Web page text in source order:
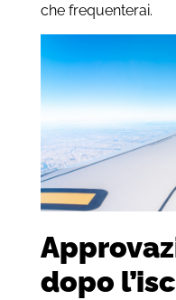
che frequenterai.
dopo